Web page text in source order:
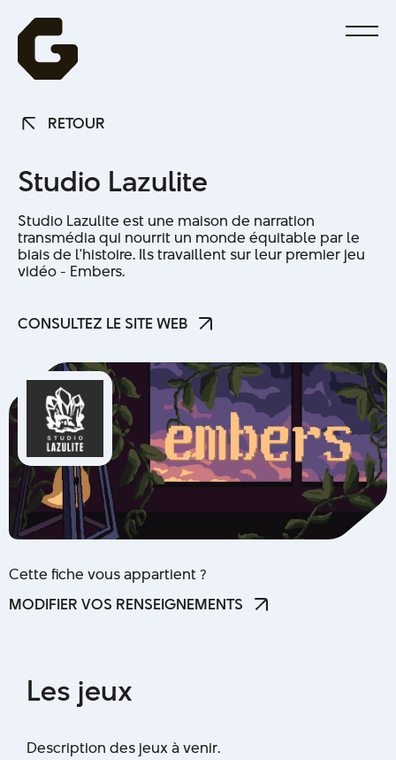
RETOUR
Studio Lazulite
Studio Lazulite est une maison de narration
transmédia qui nourrit un monde équitable par le
biais de l'histoire. Ils travaillent sur leur premier jeu
vidéo - Embers.
CONSULTEZ LE SITE WEB
Cette fiche vous appartient ?
MODIFIER VOS RENSEIGNEMENTS
Les jeux
Description des jeux à venir.